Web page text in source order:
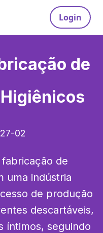
Login
de
02
de
uma indústria
de produção
descartáveis,
íntimos, seguindo